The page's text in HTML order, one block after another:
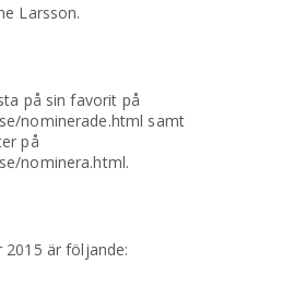
Larsson.
på sin favorit på
nominerade.html samt
på
nominera.html.
2015 är följande: